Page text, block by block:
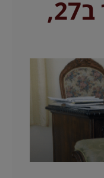
יום: פברואר ב27,